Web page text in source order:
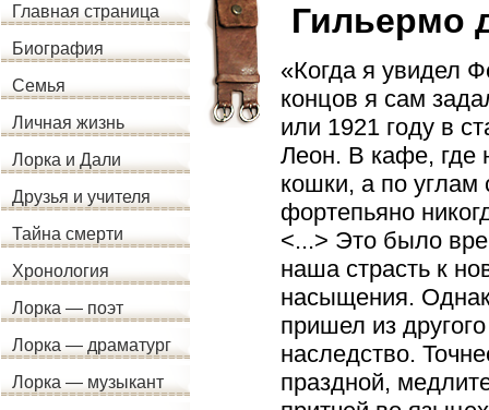
Главная страница
Биография
Семья
Личная жизнь
Лорка и Дали
Друзья и учителя
Тайна смерти
Хронология
Лорка — поэт
Лорка — драматург
Лорка — музыкант
Гильермо
«Когда я увидел
концов я сам
или 1921 году в
Леон. В кафе, где
кошки, а по углам
фортепьяно
<...> Это было
наша страсть к
насыщения.
пришел из
наследство.
праздной,